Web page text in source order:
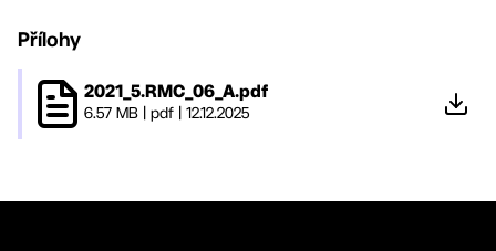
Přílohy
2021_5.RMC_06_A.pdf
6.57 MB pdf 12.12.2025